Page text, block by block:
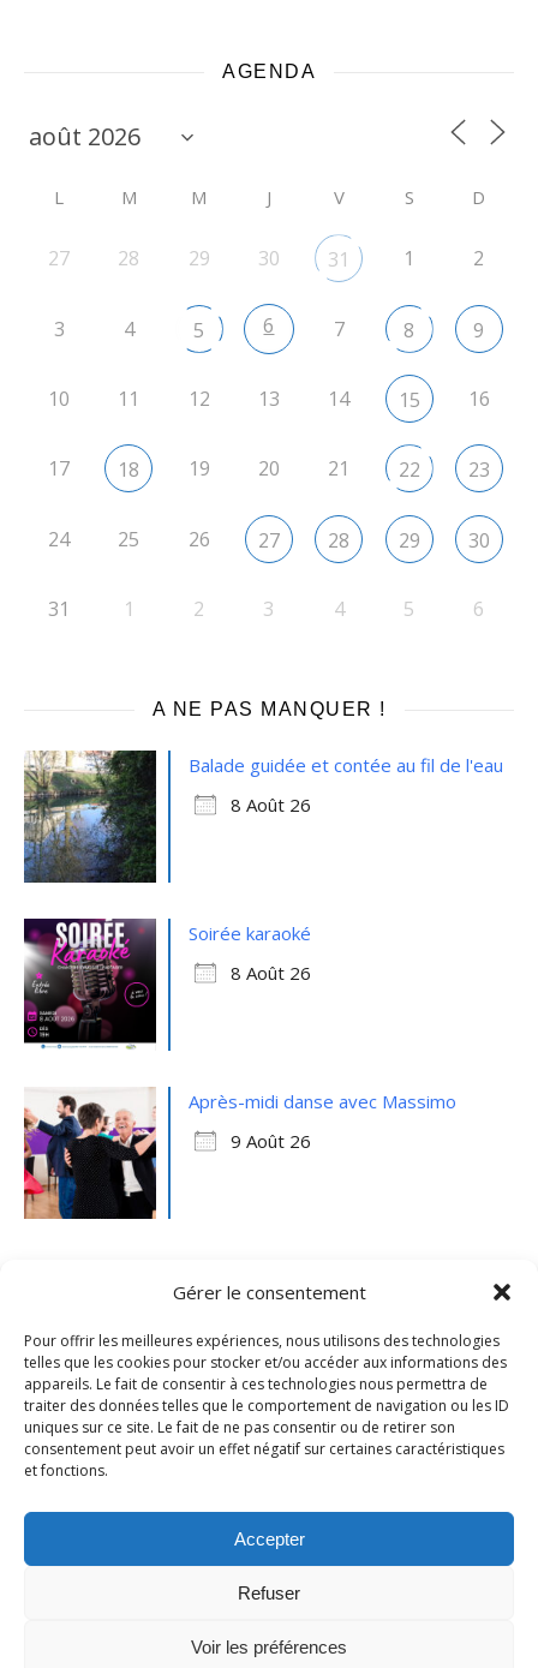
Gérer le consentement
Pour offrir les meilleures expériences, nous utilisons des technologies
telles que les cookies pour stocker et/ou accéder aux informations des
appareils. Le fait de consentir à ces technologies nous permettra de
traiter des données telles que le comportement de navigation ou les ID
uniques sur ce site. Le fait de ne pas consentir ou de retirer son
consentement peut avoir un effet négatif sur certaines caractéristiques
et fonctions.
Accepter
Refuser
Voir les préférences
AGENDA
L M M J V S D
27 28 29 30 31 1 2
3 4 5 6 7 8 9
10 11 12 13 14 15 16
17 18 19 20 21 22 23
24 25 26 27 28 29 30
31 1 2 3 4 5 6
A NE PAS MANQUER !
Balade guidée et contée au fil de l'eau
8 Août 26
Soirée karaoké
8 Août 26
Après-midi danse avec Massimo
9 Août 26
- Ville de Merville -
Thème Ashe parWP Royal